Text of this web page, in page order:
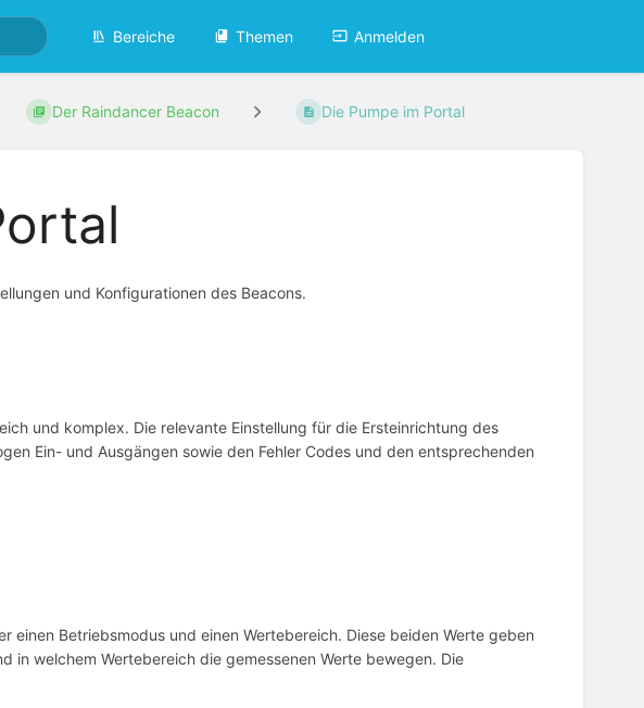
Bereiche Themen Anmelden
Der Raindancer Beacon Die Pumpe im Portal
und Konfigurationen des Beacons.
und komplex. Die relevante Einstellung für die Ersteinrichtung des
Ein- und Ausgängen sowie den Fehler Codes und den entsprechenden
einen Betriebsmodus und einen Wertebereich. Diese beiden Werte geben
in welchem Wertebereich die gemessenen Werte bewegen. Die